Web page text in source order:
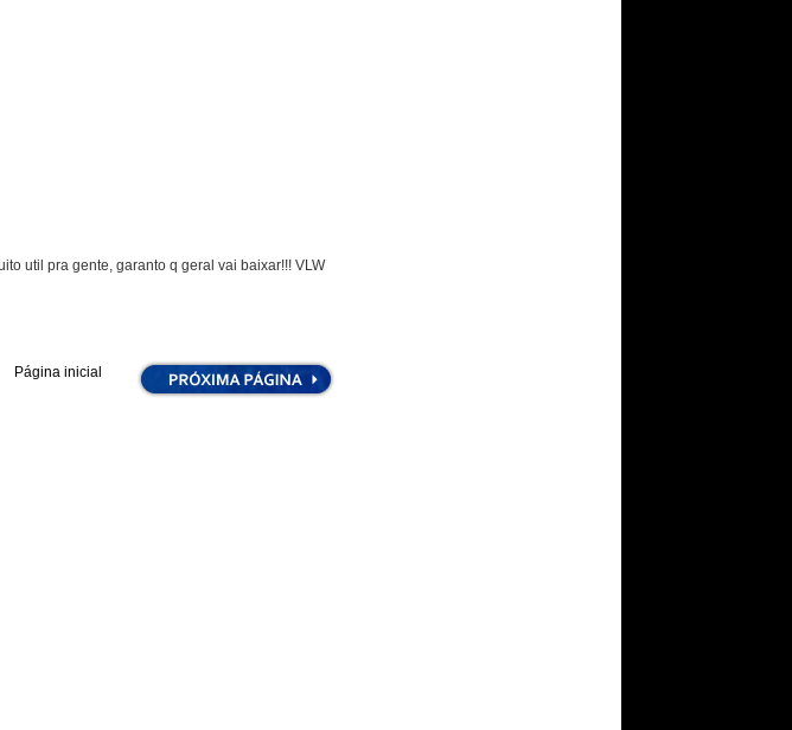
util pra gente, garanto q geral vai baixar!!! VLW
Página inicial